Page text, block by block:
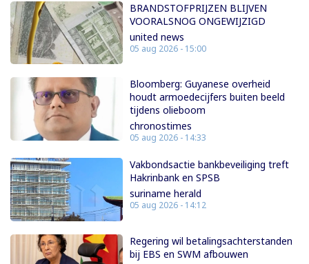
BRANDSTOFPRIJZEN BLIJVEN
VOORALSNOG ONGEWIJZIGD
united news
05 aug 2026 - 15:00
Bloomberg: Guyanese overheid
houdt armoedecijfers buiten beeld
tijdens olieboom
chronostimes
05 aug 2026 - 14:33
Vakbondsactie bankbeveiliging treft
Hakrinbank en SPSB
suriname herald
05 aug 2026 - 14:12
Regering wil betalingsachterstanden
bij EBS en SWM afbouwen